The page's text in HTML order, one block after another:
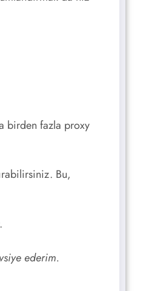
birden fazla proxy
Bu,
ederim.